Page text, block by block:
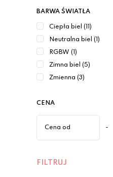
BARWA ŚWIATŁA
Ciepła biel (11)
Neutralna biel (1)
RGBW (1)
Zimna biel (5)
Zmienna (3)
CENA
-
FILTRUJ